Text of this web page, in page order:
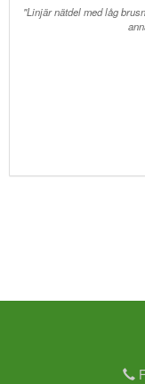
"Linjär nätdel med låg